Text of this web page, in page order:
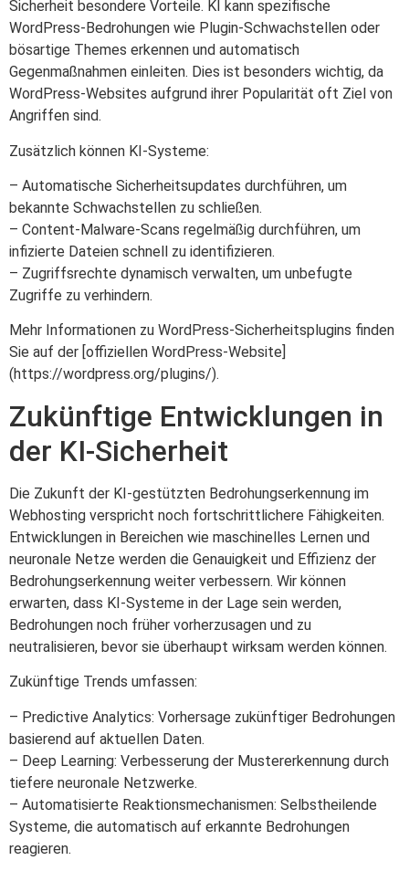
Sicherheit besondere Vorteile. KI kann spezifische
WordPress-Bedrohungen wie Plugin-Schwachstellen oder
bösartige Themes erkennen und automatisch
Gegenmaßnahmen einleiten. Dies ist besonders wichtig, da
WordPress-Websites aufgrund ihrer Popularität oft Ziel von
Angriffen sind.
Zusätzlich können KI-Systeme:
– Automatische Sicherheitsupdates durchführen, um
bekannte Schwachstellen zu schließen.
– Content-Malware-Scans regelmäßig durchführen, um
infizierte Dateien schnell zu identifizieren.
– Zugriffsrechte dynamisch verwalten, um unbefugte
Zugriffe zu verhindern.
Mehr Informationen zu WordPress-Sicherheitsplugins finden
Sie auf der [offiziellen WordPress-Website]
(https://wordpress.org/plugins/).
Zukünftige Entwicklungen in
der KI-Sicherheit
Die Zukunft der KI-gestützten Bedrohungserkennung im
Webhosting verspricht noch fortschrittlichere Fähigkeiten.
Entwicklungen in Bereichen wie maschinelles Lernen und
neuronale Netze werden die Genauigkeit und Effizienz der
Bedrohungserkennung weiter verbessern. Wir können
erwarten, dass KI-Systeme in der Lage sein werden,
Bedrohungen noch früher vorherzusagen und zu
neutralisieren, bevor sie überhaupt wirksam werden können.
Zukünftige Trends umfassen:
– Predictive Analytics: Vorhersage zukünftiger Bedrohungen
basierend auf aktuellen Daten.
– Deep Learning: Verbesserung der Mustererkennung durch
tiefere neuronale Netzwerke.
– Automatisierte Reaktionsmechanismen: Selbstheilende
Systeme, die automatisch auf erkannte Bedrohungen
reagieren.